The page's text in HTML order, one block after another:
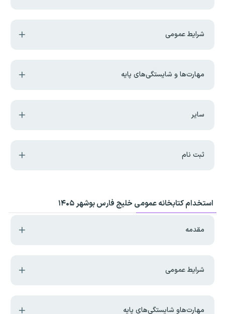
شرایط عمومی
مهارت‌ها و شایستگی‌های پایه
سایر
ثبت نام
استخدام کتابخانه عمومی خلیج فارس بوشهر ۱۴۰۵
مقدمه
شرایط عمومی
مهارت‌هاو شایستگی‌های پایه